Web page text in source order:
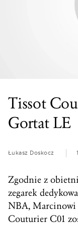
Tissot
Gortat LE
Łukasz Doskocz
Zgodnie z
zegarek
NBA, Marcinowi
Couturier C01